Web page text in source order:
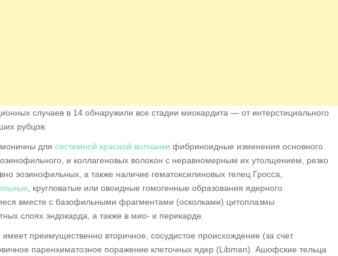
случаев в 14 обнаружили все стадии миокардита — от интерстициального
рубцов.
для системной красной волчанки фибриноидные изменения основного
и коллагеновых волокон с неравномерным их утолщением, резко
эозинофильных, а также наличие гематоксилиновых телец Гросса,
, кругловатые или овоидные гомогенные образования ядерного
вместе с базофильными фрагментами (осколками) цитоплазмы
слоях эндокарда, а также в мио- и перикарде.
преимущественно вторичное, сосудистое происхождение (за счет
паренхиматозное поражение клеточных ядер (Libman). Ашофские тельца